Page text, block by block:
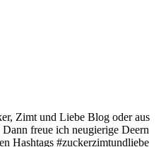
Zimt und Liebe Blog oder aus
freue ich neugierige Deern
Hashtags #zuckerzimtundliebe